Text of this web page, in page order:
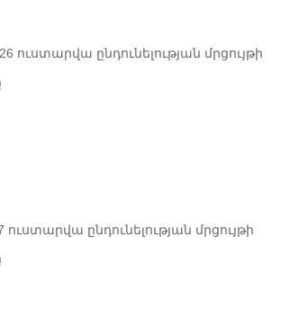
ուստարվա ընդունելության մրցույթի
ուստարվա ընդունելության մրցույթի